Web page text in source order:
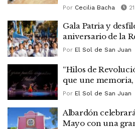
Por Cecilia Bacha
Gala Patria y
aniversario de la
Por El Sol de San Juan
“Hilos de
que une
Por El Sol de San Juan
Albardón
Mayo con una